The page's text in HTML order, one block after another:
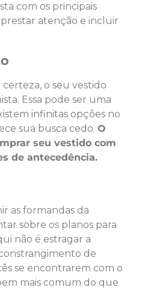
com os principais
atenção e incluir
certeza, o seu vestido
Essa pode ser uma
infinitas opções no
sua busca cedo. O
seu vestido com
de antecedência.
as formandas da
sobre os planos para
não é estragar a
de
se encontrarem com o
mais comum do que